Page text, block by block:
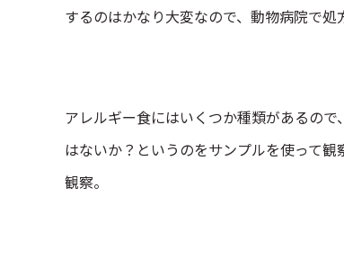
するのはかなり大変なので、動物病院で処
アレルギー食にはいくつか種類があるの
はないか？というのをサンプルを使って
観察。